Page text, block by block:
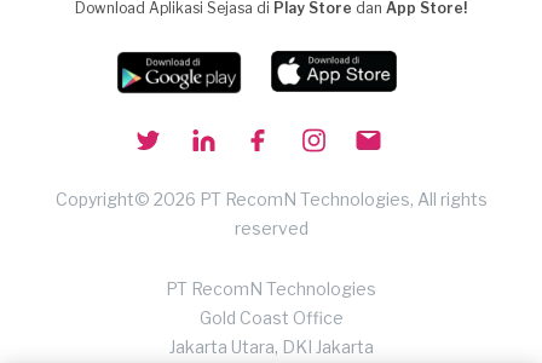
Download Aplikasi Sejasa di Play Store dan App Store!
Copyright© 2026 PT RecomN Technologies, All rights
reserved
PT RecomN Technologies
Gold Coast Office
Jakarta Utara, DKI Jakarta